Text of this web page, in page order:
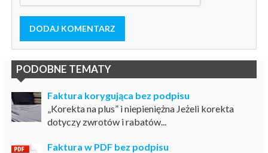
DODAJ KOMENTARZ
PODOBNE TEMATY
Faktura korygująca bez podpisu
„Korekta na plus” i niepieniężna Jeżeli korekta
dotyczy zwrotów i rabatów...
Faktura w PDF bez podpisu